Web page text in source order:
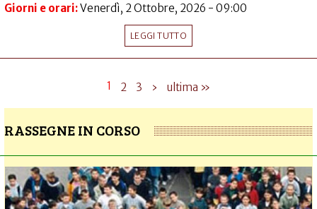
Giorni e orari:Venerdì, 2 Ottobre, 2026 - 09:00
LEGGI TUTTO
1 2 3 › ultima »
RASSEGNE IN CORSO